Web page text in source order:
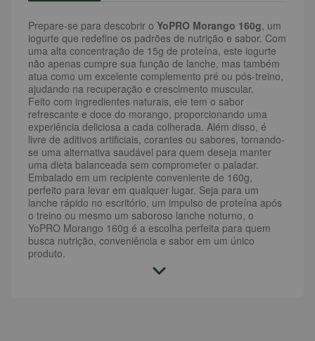
Prepare-se para descobrir o YoPRO Morango 160g, um
iogurte que redefine os padrões de nutrição e sabor. Com
uma alta concentração de 15g de proteína, este iogurte
não apenas cumpre sua função de lanche, mas também
atua como um excelente complemento pré ou pós-treino,
ajudando na recuperação e crescimento muscular.
Feito com ingredientes naturais, ele tem o sabor
refrescante e doce do morango, proporcionando uma
experiência deliciosa a cada colherada. Além disso, é
livre de aditivos artificiais, corantes ou sabores, tornando-
se uma alternativa saudável para quem deseja manter
uma dieta balanceada sem comprometer o paladar.
Embalado em um recipiente conveniente de 160g,
perfeito para levar em qualquer lugar. Seja para um
lanche rápido no escritório, um impulso de proteína após
o treino ou mesmo um saboroso lanche noturno, o
YoPRO Morango 160g é a escolha perfeita para quem
busca nutrição, conveniência e sabor em um único
produto.